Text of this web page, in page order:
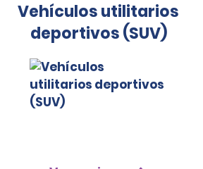
Vehículos utilitarios
deportivos (SUV)